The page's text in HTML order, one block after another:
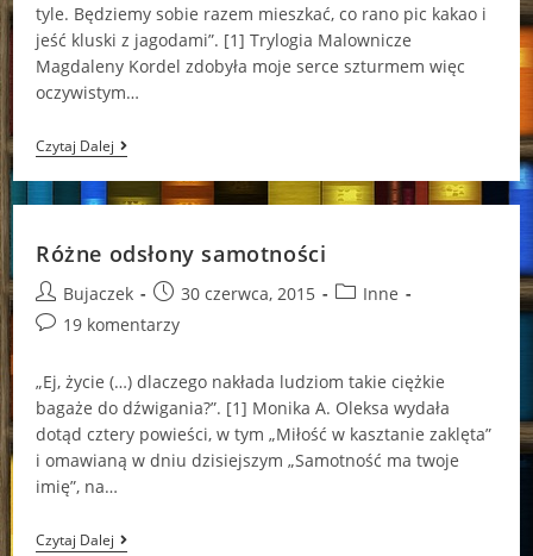
tyle. Będziemy sobie razem mieszkać, co rano pic kakao i
jeść kluski z jagodami”. [1] Trylogia Malownicze
Magdaleny Kordel zdobyła moje serce szturmem więc
oczywistym…
Czytaj DalejKoniec
Może
Być
Początkiem
Różne odsłony samotności
Post
author:
Bujaczek
Post
published:
30 czerwca, 2015
PostInne
Post19 komentarzy
„Ej, życie (…) dlaczego nakłada ludziom takie ciężkie
bagaże do dźwigania?”. [1] Monika A. Oleksa wydała
dotąd cztery powieści, w tym „Miłość w kasztanie zaklęta”
i omawianą w dniu dzisiejszym „Samotność ma twoje
imię”, na…
Czytaj DalejRóżne